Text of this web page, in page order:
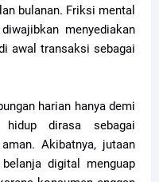
bulanan. Friksi mental
menyediakan
awal transaksi sebagai
harian hanya demi
dirasa sebagai
Akibatnya, jutaan
digital menguap